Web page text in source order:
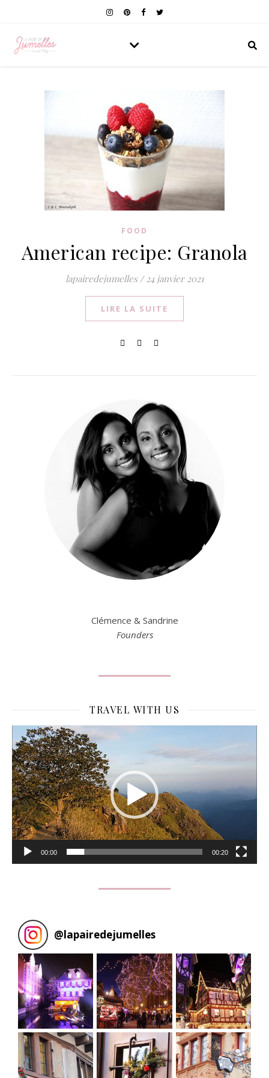
FOOD
American recipe: Granola
lapairedejumelles / 24 janvier 2021
LIRE LA SUITE
Clémence & Sandrine
Founders
TRAVEL WITH US
Lecteur
vidéo
00:00 00:20
@lapairedejumelles